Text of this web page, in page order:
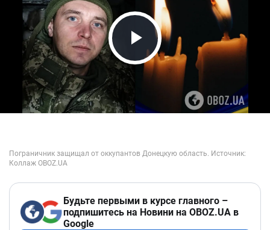
Play Video
Будьте первыми в курсе главного –
подпишитесь на Новини на OBOZ.UA в
Google